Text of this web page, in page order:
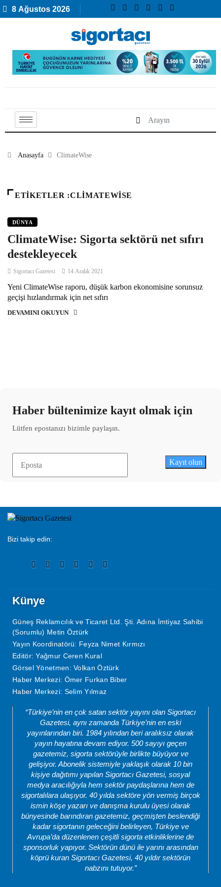
8 Ağustos 2026
Anasayfa ClimateWise
ETIKETLER :CLIMATEWISE
DÜNYA
ClimateWise: Sigorta sektörü net sıfırı
destekleyecek
Sigortacı Gazetesi 14 Aralık 2021
Yeni ClimateWise raporu, düşük karbon ekonomisine sorunsuz
geçişi hızlandırmak için net sıfırı
DEVAMINI OKUYUN
Haber bültenimize kayıt olmak için
Lütfen epostanızı bizimle paylaşın.
Kayıt olun
Bizi takip edin:
Künye
Güneş Reklamcılık ve Ticaret Ltd. Şti. Adına İmtiyaz Sahibi
(Sorumlu) Metin Öztürk
Yayın Koordinatörü: Feyza Nimet Kırmızı
Editör: Yağmur Ceren Kural
Görsel Yönetmen: Volkan Öztürk
Haber Merkezi: Ömer Furkan Biber
Haber Merkezi: Selim Yılmaz
“Türkiye’nin en çok satan sektör yayını olan Sigortacı
Gazetesi, aynı zamanda Türkiye’nin en eski
yayınlarından biri. 1984 yılından beri aralıksız olarak
yayın hayatına devam ediyor. 500 sayıyı geçen
gazetemiz, sigorta sektörüyle birlikte büyüyor ve
gelişiyor. Abonelik sistemiyle yaklaşık olarak 10 bin
kişiye dağıtımı yapılan Sigortacı Gazetesi, sosyal
medya aracılığıyla hem sektör paydaşlarına hem de
sigortalılara ulaşıyor. 40 yılda sektöre yön vermiş birçok
ismin köşe yazarı ve danışma kurulu üyesi olarak
bünyesinde barındıran gazetemiz, geçmişten beslendiği
kadar sigortanın geleceğini belirleyen, Türkiye ve
Avrupa’da düzenlenen çeşitli sigorta etkinliklerine de
sponsorluk yapıyor. Sektörün dünü ile yarını arasından
köprü kuran Sigortacı Gazetesi, 40 yıldır sektörün
nabzını tutuyor.”